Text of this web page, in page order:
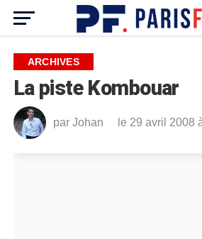
ARCHIVES
La piste Kombouar
par Johan le 29 avril 2008